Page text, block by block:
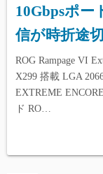
10Gbpsポー
信が時折途
ROG Rampage VI
X299 搭載 LGA
EXTREME
ド RO…